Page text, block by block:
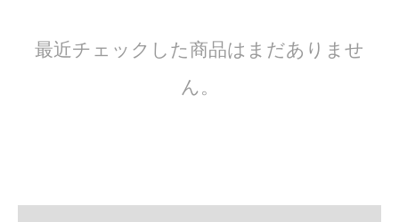
最近チェックした商品はまだありませ
ん。